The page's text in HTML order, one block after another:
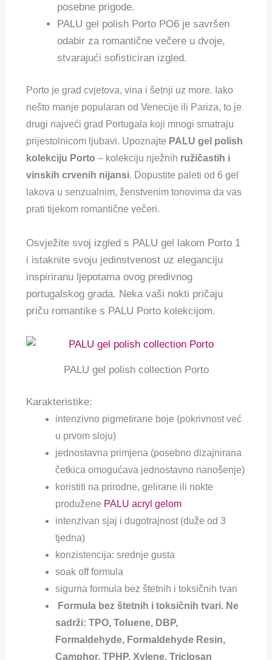
posebne prigode.
PALU gel polish Porto PO6 je savršen
odabir za romantične večere u dvoje,
stvarajući sofisticiran izgled.
Porto je grad cvjetova, vina i šetnji uz more. Iako
nešto manje popularan od Venecije ili Pariza, to je
drugi najveći grad Portugala koji mnogi smatraju
prijestolnicom ljubavi. Upoznajte PALU gel polish
kolekciju Porto ‒ kolekciju nježnih ružičastih i
vinskih crvenih nijansi. Dopustite paleti od 6 gel
lakova u senzualnim, ženstvenim tonovima da vas
prati tijekom romantične večeri.
Osvježite svoj izgled s PALU gel lakom Porto 1
i istaknite svoju jedinstvenost uz eleganciju
inspiriranu ljepotama ovog predivnog
portugalskog grada. Neka vaši nokti pričaju
priču romantike s PALU Porto kolekcijom.
PALU gel polish collection Porto
Karakteristike:
intenzivno pigmetirane boje (pokrivnost već
u prvom sloju)
jednostavna primjena (posebno dizajnirana
četkica omogućava jednostavno nanošenje)
koristiti na prirodne, gelirane ili nokte
produžene PALU acryl gelom
intenzivan sjaj i dugotrajnost (duže od 3
tjedna)
konzistencija: srednje gusta
soak off formula
sigurna formula bez štetnih i toksičnih tvari
Formula bez štetnih i toksičnih tvari. Ne
sadrži: TPO, Toluene, DBP,
Formaldehyde, Formaldehyde Resin,
Camphor, TPHP, Xylene, Triclosan